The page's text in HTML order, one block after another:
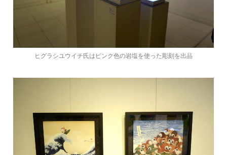
ヒグラシユウイチ氏はピンク色の岩塩を使った彫刻を出品